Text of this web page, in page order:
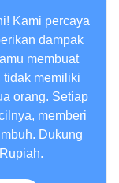
Kami percaya
dampak
membuat
tidak memiliki
orang. Setiap
memberi
Dukung